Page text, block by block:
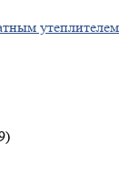
утеплителем